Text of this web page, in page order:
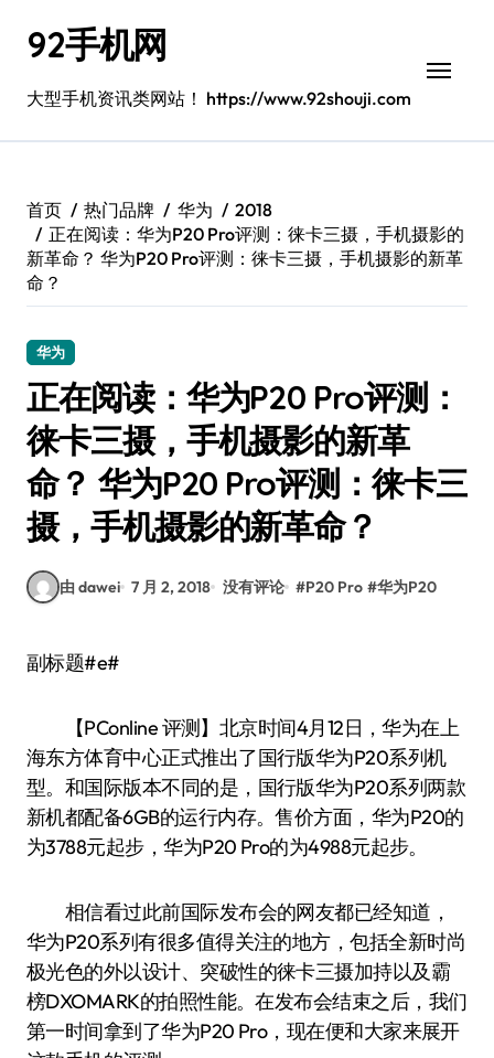
92手机网
大型手机资讯类网站！ https://www.92shouji.com
首页 热门品牌 华为
2018
正在阅读：华为P20 Pro评测：徕卡三摄，手机摄影的
新革命？ 华为P20 Pro评测：徕卡三摄，手机摄影的新革
命？
华为
正在阅读：华为P20 Pro评测：
徕卡三摄，手机摄影的新革
命？ 华为P20 Pro评测：徕卡三
摄，手机摄影的新革命？
由 dawei 7 月 2, 2018 没有评论 #P20 Pro #华为P20
副标题#e#
【PConline 评测】北京时间4月12日，华为在上
海东方体育中心正式推出了国行版华为P20系列机
型。和国际版本不同的是，国行版华为P20系列两款
新机都配备6GB的运行内存。售价方面，华为P20的
为3788元起步，华为P20 Pro的为4988元起步。
相信看过此前国际发布会的网友都已经知道，
华为P20系列有很多值得关注的地方，包括全新时尚
极光色的外以设计、突破性的徕卡三摄加持以及霸
榜DXOMARK的拍照性能。在发布会结束之后，我们
第一时间拿到了华为P20 Pro，现在便和大家来展开